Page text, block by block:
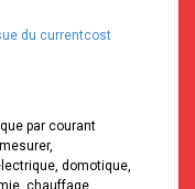
du currentcost
par courant
domotique,
chauffage.